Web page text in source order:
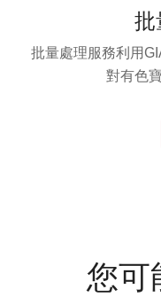
批
批量處理服務利用
對有色
您可